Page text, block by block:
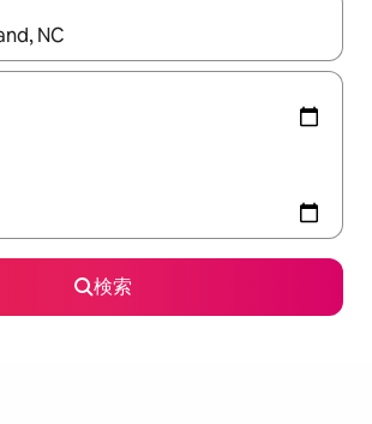
れたら、上下の矢印キーを使って移動するか
検索